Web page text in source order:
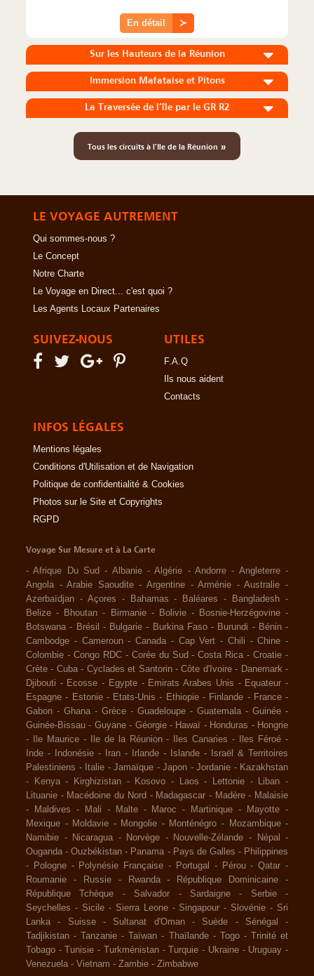
En détail ≻
Sur les Hauteurs de la Réunion
Immersion Mafataise et Pitons
La Traversée de l’île par le GR R2
Tous les circuits à l'Ile de la Réunion »
LE VOYAGE AUTREMENT
Qui sommes-nous ?
Le Concept
Notre Charte
Le Voyage en Direct... c'est quoi ?
Les Agents Locaux Partenaires
SUIVEZ-NOUS UTILES
F.A.Q
Ils nous aident
Contacts
INFOS LÉGALES
Mentions légales
Conditions d'Utilisation et de Navigation
Politique de confidentialité & Cookies
Photos sur le Site et Copyrights
RGPD
Voyage Sur Mesure et à La Carte
-Afrique Du Sud - Albanie -Algérie -Andorre - Angleterre -
Angola -Arabie Saoudite -Argentine -Arménie -Australie -
Azerbaïdjan - Açores - Bahamas - Baléares - Bangladesh -
Belize - Bhoutan - Birmanie - Bolivie - Bosnie-Herzégovine -
Botswana - Brésil - Bulgarie - Burkina Faso - Burundi - Bénin -
Cambodge - Cameroun - Canada - Cap Vert - Chili -Chine -
Colombie - Congo RDC - Corée du Sud -Costa Rica -Croatie -
Crète - Cuba - Cyclades et Santorin -Côte d'Ivoire - Danemark -
Djibouti - Ecosse - Egypte - Emirats Arabes Unis - Equateur -
Espagne - Estonie - Etats-Unis - Ethiopie - Finlande - France -
Gabon - Ghana - Grèce - Guadeloupe - Guatemala - Guinée -
Guinée-Bissau - Guyane - Géorgie - Hawaï - Honduras - Hongrie
-
Ile Maurice - Ile de la Réunion - Iles Canaries - Iles Féroé -
Inde - Indonésie - Iran - Irlande - Islande -
Israël & Territoires
Palestiniens - Italie - Jamaïque - Japon - Jordanie - Kazakhstan
-
Kenya - Kirghizistan - Kosovo - Laos - Lettonie - Liban -
Lituanie - Macédoine du Nord - Madagascar - Madère - Malaisie
-
Maldives - Mali - Malte - Maroc - Martinique - Mayotte -
Mexique - Moldavie - Mongolie - Monténégro - Mozambique -
Namibie - Nicaragua - Norvège - Nouvelle-Zélande - Népal
-
Ouganda -Ouzbékistan - Panama - Pays de Galles - Philippines
-
Pologne - Polynésie Française - Portugal - Pérou -Qatar -
Roumanie
- Russie - Rwanda - République Dominicaine
-
République Tchèque
- Salvador - Sardaigne - Serbie
-
Seychelles - Sicile - Sierra Leone - Singapour - Slovénie - Sri
Lanka
- Suisse - Sultanat d'Oman - Suède - Sénégal
-
Tadjikistan - Tanzanie - Taïwan - Thaïlande - Togo -
Trinité et
Tobago - Tunisie - Turkménistan - Turquie - Ukraine - Uruguay -
Venezuela - Vietnam - Zambie - Zimbabwe